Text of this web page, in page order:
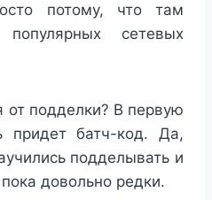
потому, что там
сетевых
от подделки? В первую
придет батч-код. Да,
подделывать и
довольно редки.